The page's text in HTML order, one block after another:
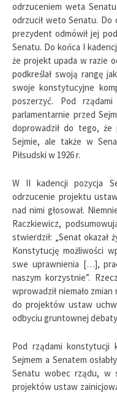
odrzuceniem weta
odrzucił weto Senatu. Do
prezydent odmówił jej
Senatu. Do końca I
że projekt upada w razie
podkreślał swoją rangę
swoje konstytucyjne
poszerzyć. Pod
parlamentarnie przed
doprowadził do tego,
Sejmie, ale także w
Piłsudski w 1926 r.
W II kadencji pozycja
odrzucenie projektu
nad nimi głosował.
Raczkiewicz,
stwierdził: „Senat okazał
Konstytucję możliwości
swe uprawnienia […],
naszym korzystnie”.
wprowadził niemało
do projektów ustaw
odbyciu gruntownej
Pod rządami konstytucji
Sejmem a Senatem
Senatu wobec rządu, w
projektów ustaw